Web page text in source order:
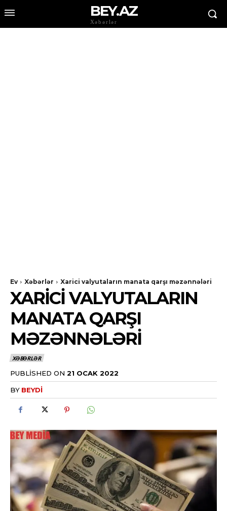
BEY.AZ
Xəbərlər
Ev Xəbərlər Xarici valyutaların manata qarşı məzənnələri
XARICI VALYUTALARIN
MANATA QARŞI
MƏZƏNNƏLƏRI
XƏBƏRLƏR
PUBLISHED ON 21 OCAK 2022
BY BEYDI